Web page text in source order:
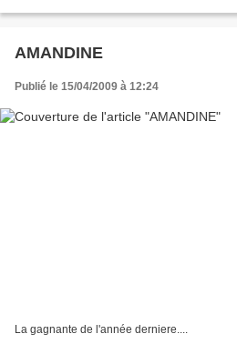
AMANDINE
Publié le 15/04/2009 à 12:24
La gagnante de l'année derniere....